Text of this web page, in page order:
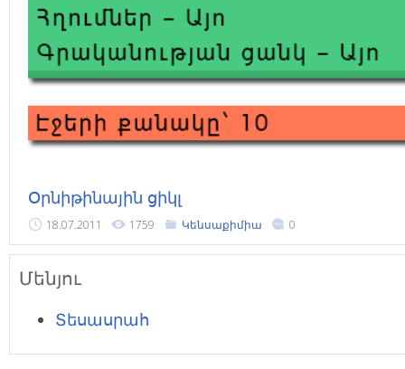
Օրնիթինային ցիկլ
18.07.2011 1759 Կենսաքիմիա 0
Մենյու
Տեսասրահ